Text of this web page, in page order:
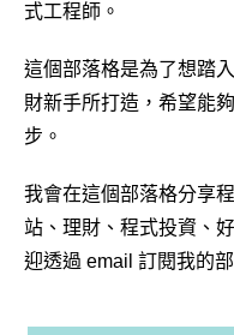
式工程師。
這個部落格是為了想踏
財新手所打造，希望能
步。
我會在這個部落格分享
站、理財、程式投資、
迎透過 email 訂閱我的部